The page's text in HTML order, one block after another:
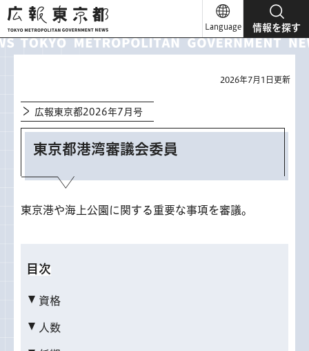
広報東京都
Language 情報を探す
2026年7月1日更新
広報東京都2026年7月号
東京都港湾審議会委員
東京港や海上公園に関する重要な事項を審議。
目次
資格
人数